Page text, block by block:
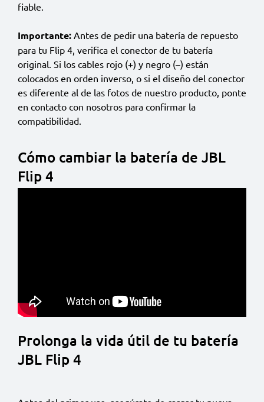
fiable.
Importante: Antes de pedir una batería de repuesto
para tu Flip 4, verifica el conector de tu batería
original. Si los cables rojo (+) y negro (–) están
colocados en orden inverso, o si el diseño del conector
es diferente al de las fotos de nuestro producto, ponte
en contacto con nosotros para confirmar la
compatibilidad.
Cómo cambiar la batería de JBL
Flip 4
Prolonga la vida útil de tu batería
JBL Flip 4